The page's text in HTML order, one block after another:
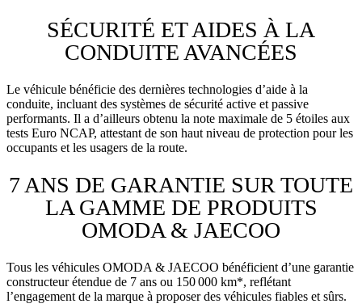
SÉCURITÉ ET AIDES À LA
CONDUITE AVANCÉES
Le véhicule bénéficie des dernières technologies d’aide à la
conduite, incluant des systèmes de sécurité active et passive
performants. Il a d’ailleurs obtenu la note maximale de 5 étoiles aux
tests Euro NCAP, attestant de son haut niveau de protection pour les
occupants et les usagers de la route.
7 ANS DE GARANTIE SUR TOUTE
LA GAMME DE PRODUITS
OMODA & JAECOO
Tous les véhicules OMODA & JAECOO bénéficient d’une garantie
constructeur étendue de 7 ans ou 150 000 km*, reflétant
l’engagement de la marque à proposer des véhicules fiables et sûrs.